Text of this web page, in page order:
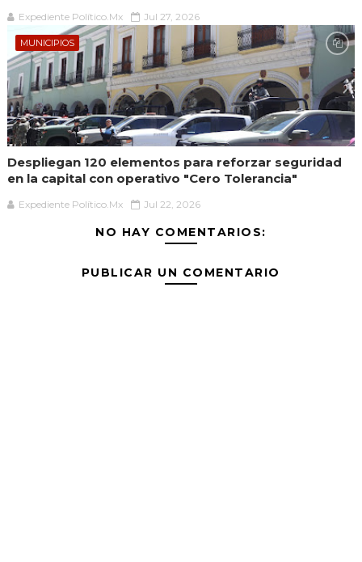
Expediente Político.Mx Jul 27, 2026
MUNICIPIOS
Despliegan 120 elementos para reforzar seguridad
en la capital con operativo "Cero Tolerancia"
Expediente Político.Mx Jul 22, 2026
NO HAY COMENTARIOS:
PUBLICAR UN COMENTARIO